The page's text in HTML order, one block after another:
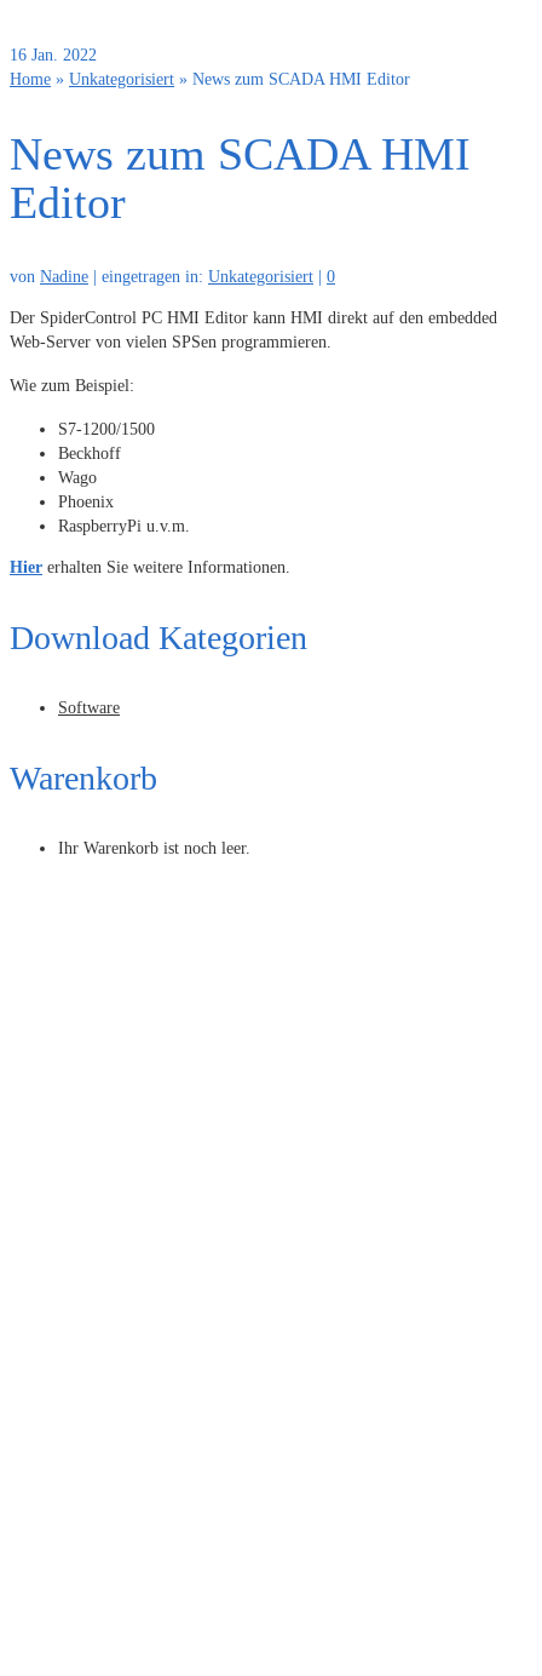
16 Jan. 2022
Home » Unkategorisiert » News zum SCADA HMI Editor
News zum SCADA HMI
Editor
von Nadine | eingetragen in: Unkategorisiert | 0
Der SpiderControl PC HMI Editor kann HMI direkt auf den embedded
Web-Server von vielen SPSen programmieren.
Wie zum Beispiel:
S7-1200/1500
Beckhoff
Wago
Phoenix
RaspberryPi u.v.m.
Hier erhalten Sie weitere Informationen.
Download Kategorien
Software
Warenkorb
Ihr Warenkorb ist noch leer.